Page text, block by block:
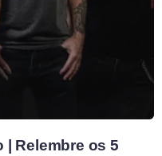
| Relembre os 5